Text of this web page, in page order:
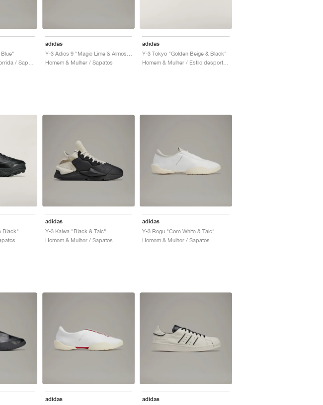
adidas
Homem & Mulher / Sapatos
adidas
Y-3 Tokyo "Golden Beige & Black"
Black"
adidas
Y-3 Kaiwa "Black & Talc"
Homem & Mulher / Sapatos
adidas
Y-3 Regu "Core White & Talc"
Homem & Mulher / Sapatos
adidas adidas